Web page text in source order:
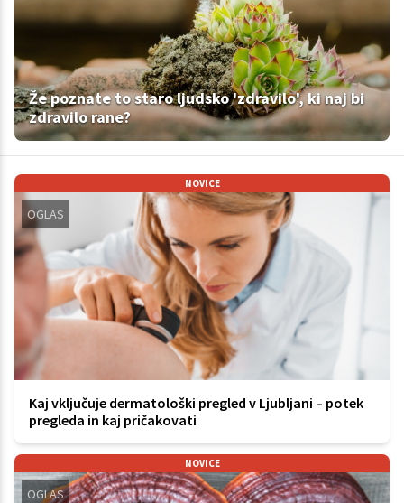
Že poznate to staro ljudsko 'zdravilo', ki naj bi
zdravilo rane?
NOVICE
OGLAS
Kaj vključuje dermatološki pregled v Ljubljani – potek
pregleda in kaj pričakovati
NOVICE
OGLAS